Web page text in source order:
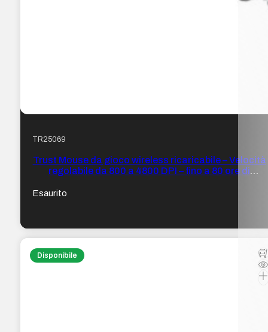
TR25069
Trust Mouse da gioco wireless ricaricabile – Velocità
regolabile da 800 a 4800 DPI – fino a 80 ore di
Esaurito
Disponibile